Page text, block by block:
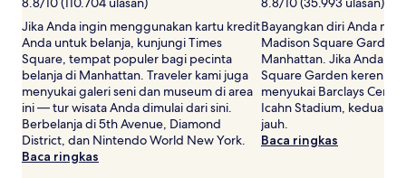
mungkin
berlaku.
Jika Anda ingin menggunakan kartu kredit
Anda untuk belanja, kunjungi Times
Square, tempat populer bagi pecinta
belanja di Manhattan. Traveler kami juga
menyukai galeri seni dan museum di area
ini — tur wisata Anda dimulai dari sini.
Berbelanja di 5th Avenue, Diamond
District, dan Nintendo World New York.
Baca ringkas
Bayangkan diri Anda
Madison Square
Manhattan. Jika Anda
Square Garden keren,
menyukai Barclays
Icahn Stadium,
jauh.
Baca ringkas